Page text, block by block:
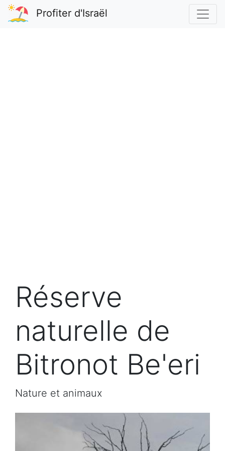
Profiter d'Israël
Réserve
naturelle de
Bitronot Be'eri
Nature et animaux